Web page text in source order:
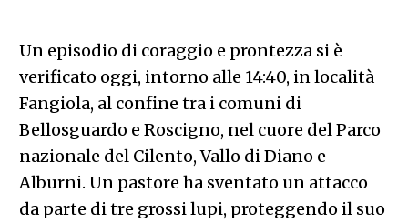
Un episodio di coraggio e prontezza si è
verificato oggi, intorno alle 14:40, in località
Fangiola, al confine tra i comuni di
Bellosguardo e Roscigno, nel cuore del Parco
nazionale del Cilento, Vallo di Diano e
Alburni. Un pastore ha sventato un attacco
da parte di tre grossi lupi, proteggendo il suo